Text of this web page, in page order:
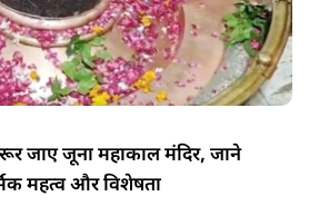
जाए जूना महाकाल मंदिर, जाने
महत्व और विशेषता